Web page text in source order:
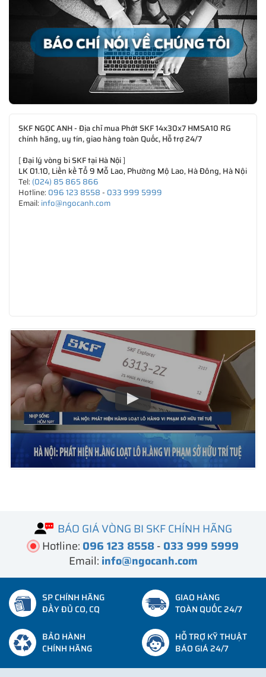
SKF NGỌC ANH - Địa chỉ mua Phớt SKF 14x30x7 HMSA10 RG
chính hãng, uy tín, giao hàng toàn Quốc, Hỗ trợ 24/7
[Đại lý vòng bi SKF tại Hà Nội]
LK 01.10, Liền kề Tổ 9 Mỗ Lao, Phường Mộ Lao, Hà Đông, Hà Nội
Tel: (024) 85 865 866
Hotline: 096 123 8558- 033 999 5999
Email: info@ngocanh.com
BÁO GIÁ VÒNG BI SKF CHÍNH HÃNG
Hotline: 096 123 8558- 033 999 5999
Email: info@ngocanh.com
SP CHÍNH HÃNG
ĐẦY ĐỦ CO, CQ
GIAO HÀNG
TOÀN QUỐC 24/7
BẢO HÀNH
CHÍNH HÃNG
HỖ TRỢ KỸ THUẬT
BÁO GIÁ 24/7